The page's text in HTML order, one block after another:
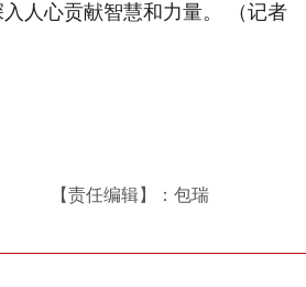
人心贡献智慧和力量。 （记者
【责任编辑】：包瑞